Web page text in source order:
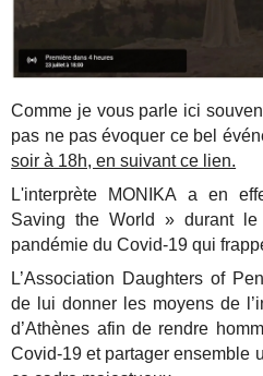
Comme je vous parle ici
pas ne pas évoquer ce bel
soir à 18h, en suivant ce lien.
L'interprète MONIKA a en
Saving the World » durant
pandémie du Covid-19 qui
L’Association Daughters of
de lui donner les moyens de
d’Athènes afin de rendre
Covid-19 et partager ensemble